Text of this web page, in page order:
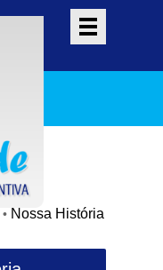
• Nossa História